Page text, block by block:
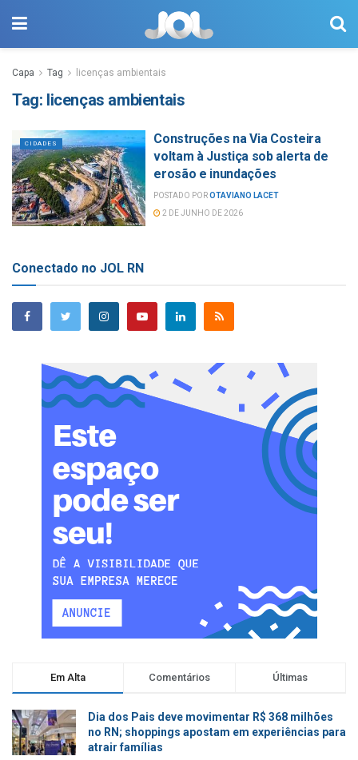
Capa Tag licenças ambientais
Tag: licenças ambientais
CIDADES
Construções na Via Costeira
voltam à Justiça sob alerta de
erosão e inundações
POSTADO POROTAVIANO LACET
2 DE JUNHO DE 2026
Conectado no JOL RN
Em Alta Comentários Últimas
Dia dos Pais deve movimentar R$ 368 milhões
no RN; shoppings apostam em experiências para
atrair famílias